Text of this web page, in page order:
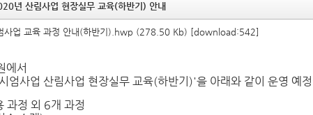
년 산림사업 현장실무 교육(하반기) 안내
사업 교육 과정 안내(하반기).hwp (278.50 Kb) [download:542]
에서
엄사업 산림사업 현장실무 교육(하반기)'을 아래와 같이 운영 예
과정 외 6개 과정